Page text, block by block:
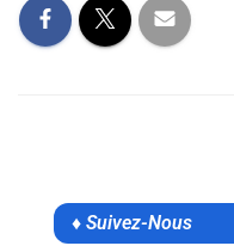
♦ Suivez-Nous